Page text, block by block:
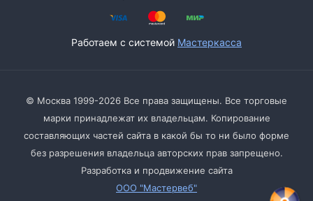
Работаем с системой Мастеркасса
© Москва 1999-2026 Все права защищены. Все торговые
марки принадлежат их владельцам. Копирование
составляющих частей сайта в какой бы то ни было форме
без разрешения владельца авторских прав запрещено.
Разработка и продвижение сайта
ООО "Мастервеб"